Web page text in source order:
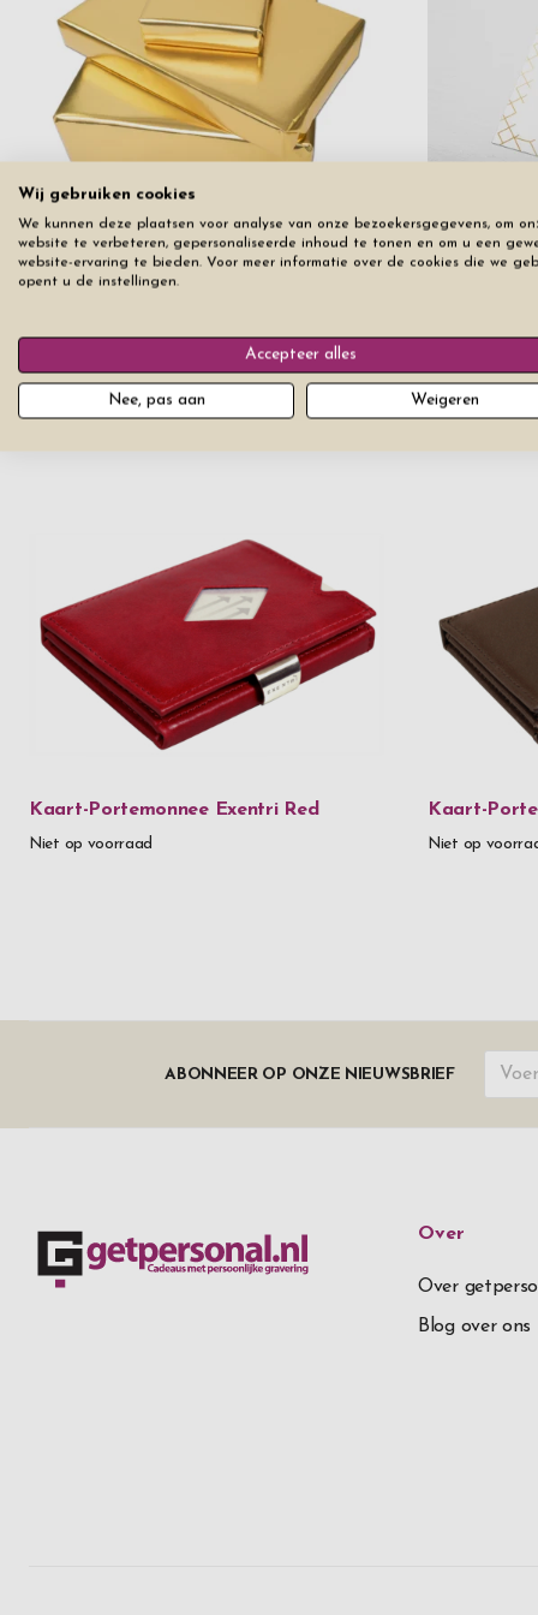
Cadeau inpakken FSC-gecertificeerd
papier
Cadeau
Kaart-Portemonnee Exentri Red
Niet op voorraad
Kaart-
Niet op
ABONNEER OP ONZE NIEUWSBRIEF
Over
Over
Blog over ons
Wij gebruiken cookies
We kunnen deze plaatsen voor analyse van onze bezoekersgegevens, om
website te verbeteren, gepersonaliseerde inhoud te tonen en om u een
website-ervaring te bieden. Voor meer informatie over de cookies die we
opent u de instellingen.
Accepteer alles
Nee, pas aan Weigeren